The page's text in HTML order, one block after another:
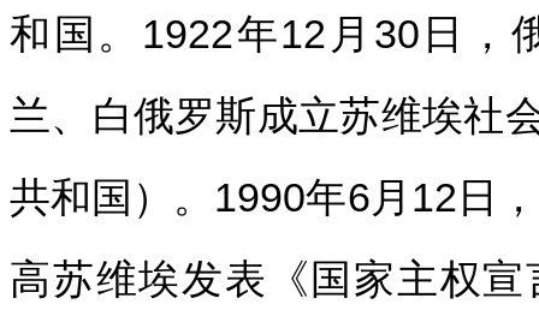
和国。1922年12月30日，
兰、白俄罗斯成立苏维埃社
共和国）。1990年6月12日
高苏维埃发表《国家主权